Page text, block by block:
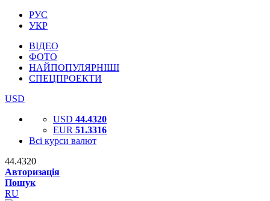
РУС
УКР
ВІДЕО
ФОТО
НАЙПОПУЛЯРНІШІ
СПЕЦПРОЕКТИ
USD
USD 44.4320
EUR 51.3316
Всі курси валют
44.4320
Авторизація
Пошук
RU